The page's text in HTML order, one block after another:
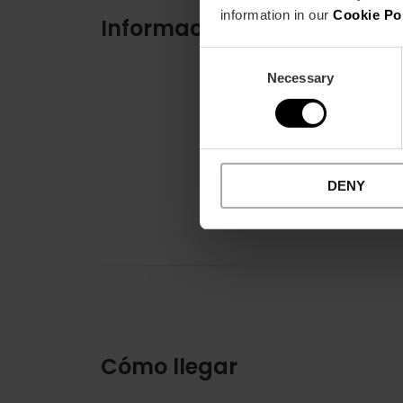
information in our Cookie
Necessary
DENY
Información práctica
Cómo llegar